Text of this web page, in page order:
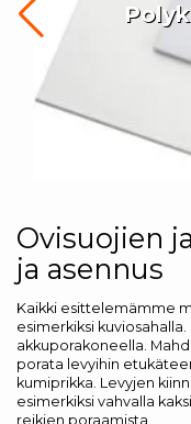
Ovisuojien
ja asennus
Kaikki esittelemämme
esimerkiksi
akkuporakoneella.
porata levyihin
kumiprikka. Levyjen
esimerkiksi vahvalla
reikien poraamista.